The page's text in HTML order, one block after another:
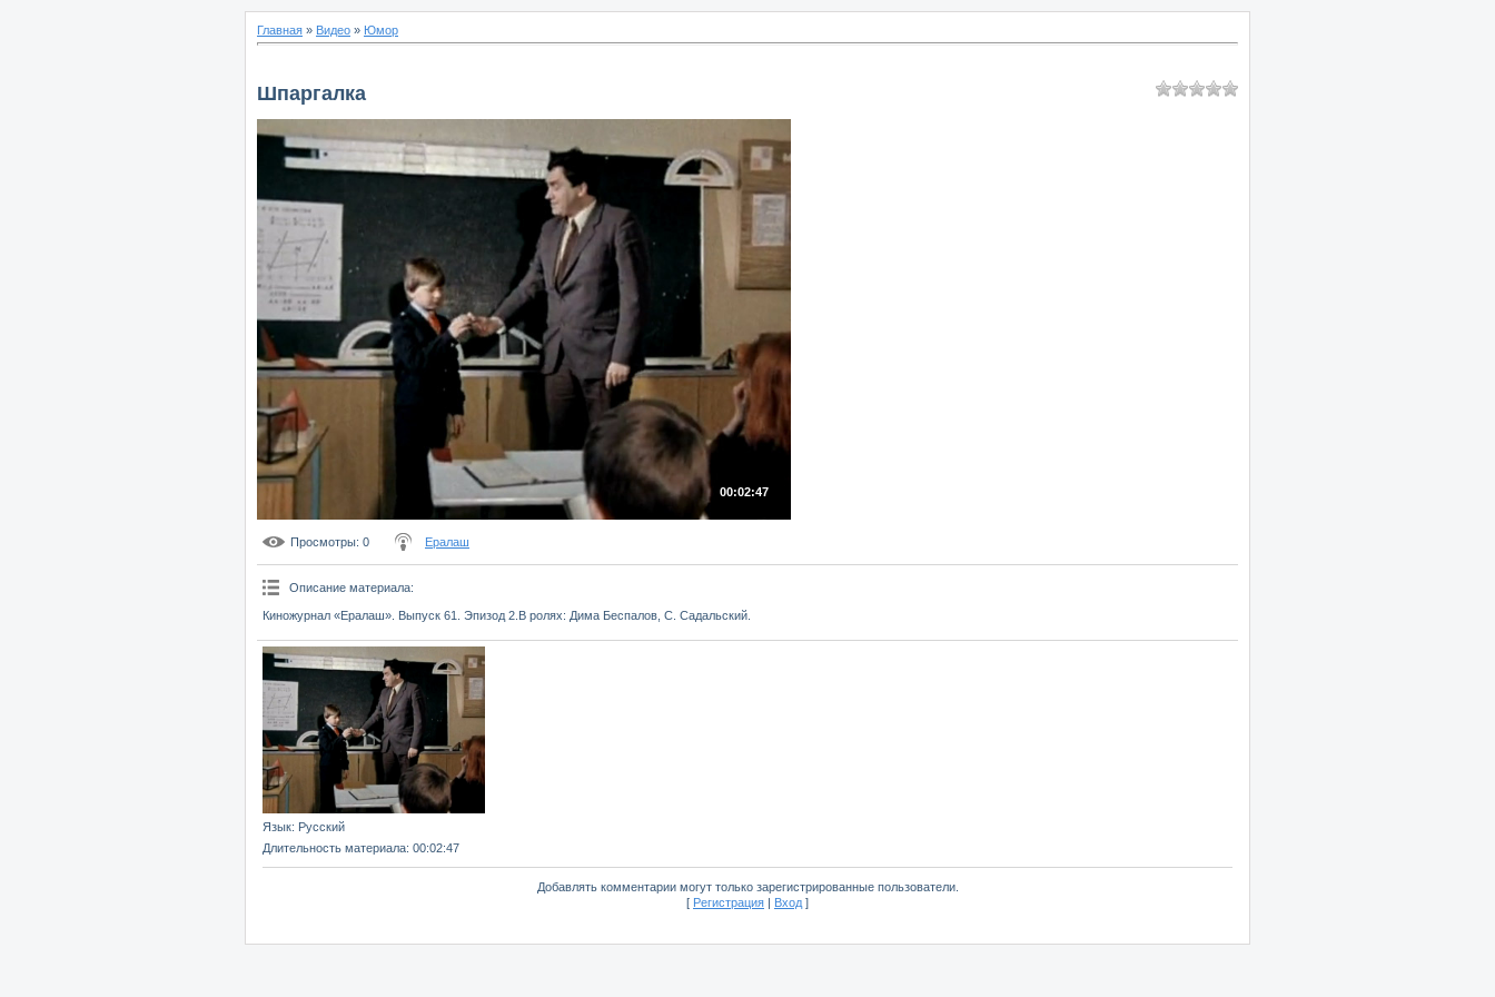
Главная » Видео » Юмор
Шпаргалка
00:02:47
Просмотры: 0 Ералаш
Описание материала:
Киножурнал «Ералаш». Выпуск 61. Эпизод 2.В ролях: Дима Беспалов, С. Садальский.
Язык: Русский
Длительность материала: 00:02:47
Добавлять комментарии могут только зарегистрированные пользователи.
[ Регистрация | Вход ]